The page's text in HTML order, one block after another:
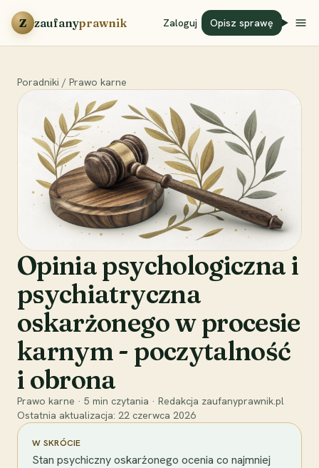
Przejdź do treści
Z zaufanyprawnik Zaloguj Opisz sprawę
Poradniki / Prawo karne
Opinia psychologiczna i
psychiatryczna
oskarżonego w procesie
karnym - poczytalność
i obrona
Prawo karne · 5 min czytania · Redakcja zaufanyprawnik.pl
Ostatnia aktualizacja: 22 czerwca 2026
W SKRÓCIE
Stan psychiczny oskarżonego ocenia co najmniej